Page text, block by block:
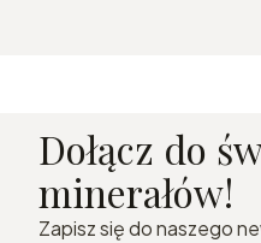
Dołącz do
minerałów!
Zapisz się do naszego